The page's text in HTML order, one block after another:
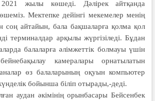
2021 жылы көшеді. Дәлірек айтқанда
Мектепке дейінгі мекемелер менің
соң айтайын, бала бақшаларға қолма қол
терминалдар арқылы жүргізіледі. Бұдан
балаларға әлімжеттік болмауы үшін
камералары орнатылатын
өз балаларының оқуын компьютер
бойынша біліп отырады,-деді.
аудан әкімінің орынбасары Бейсенбек